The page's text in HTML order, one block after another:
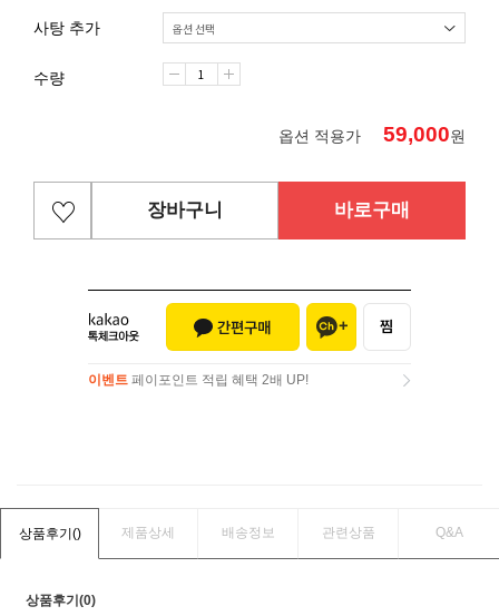
사탕 추가
수량
옵션 적용가 59,000원
장바구니 바로구매
이벤트 페이포인트 적립 혜택 2배 UP!
상품후기() 제품상세 배송정보 관련상품 Q&A
상품후기(0)